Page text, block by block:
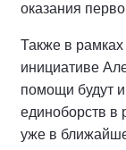
оказания
Также в
инициативе
помощи будут
единоборств в
уже в